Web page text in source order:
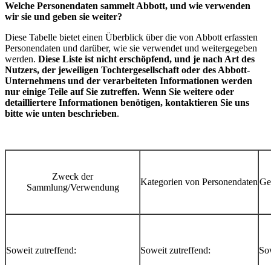
Welche Personendaten sammelt Abbott, und wie verwenden
wir sie und geben sie weiter?
Diese Tabelle bietet einen Überblick über die von Abbott erfassten
Personendaten und darüber, wie sie verwendet und weitergegeben
werden. Diese Liste ist nicht erschöpfend, und je nach Art des
Nutzers, der jeweiligen Tochtergesellschaft oder des Abbott-
Unternehmens und der verarbeiteten Informationen werden
nur einige Teile auf Sie zutreffen. Wenn Sie weitere oder
detailliertere Informationen benötigen, kontaktieren Sie uns
bitte wie unten beschrieben.
Zweck der
Sammlung/Verwendung
Kategorien von Personendaten
Soweit zutreffend:
Soweit zutreffend: